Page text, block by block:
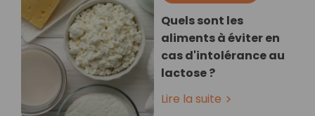
Quels sont les
aliments à éviter en
cas d'intolérance au
lactose ?
Lire la suite